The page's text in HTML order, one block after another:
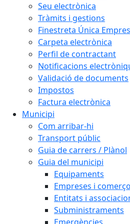
Seu electrònica
Tràmits i gestions
Finestreta Única
Carpeta electrònica
Perfil de contractant
Notificacions
Validació de documents
Impostos
Factura electrònica
Municipi
Com arribar-hi
Transport públic
Guia de carrers / Plànol
Guia del municipi
Equipaments
Empreses i
Entitats i
Subministraments